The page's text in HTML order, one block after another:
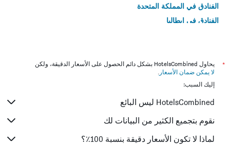
الفنادق في المملكة المتحدة
الفنادق في إيطاليا
*
يحاول HotelsCombined بشكل دائم الحصول على الأسعار الدقيقة، ولكن
لا يمكن ضمان الأسعار .
إليك السبب:
HotelsCombined ليس البائع
نقوم بتجميع الكثير من البيانات لك
لماذا لا تكون الأسعار دقيقة بنسبة 100٪؟